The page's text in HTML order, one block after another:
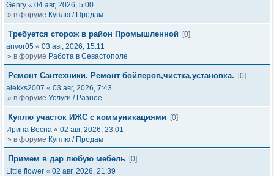
Genry « 04 авг, 2026, 5:00
» в форуме Куплю / Продам
Требуется сторож в район Промышленной
[0]
anvor05 « 03 авг, 2026, 15:11
» в форуме Работа в Севастополе
Ремонт Сантехники. Ремонт бойлеров,чистка,установка.
[0]
alekks2007 « 03 авг, 2026, 7:43
» в форуме Услуги / Разное
Куплю участок ИЖС с коммуникациями
[0]
Ирина Весна « 02 авг, 2026, 23:01
» в форуме Куплю / Продам
Примем в дар любую мебель [0]
Little flower « 02 авг, 2026, 21:39